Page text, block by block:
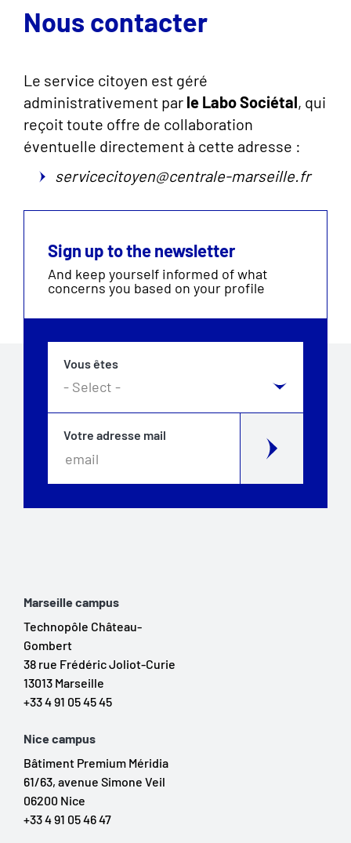
Nous contacter
Le service citoyen est géré
administrativement par le Labo Sociétal, qui
reçoit toute offre de collaboration
éventuelle directement à cette adresse :
servicecitoyen@centrale-marseille.fr
Sign up to the newsletter
And keep yourself informed of what
concerns you based on your profile
Vous êtes
Votre adresse mail
Marseille campus
Technopôle Château-
Gombert
38 rue Frédéric Joliot-Curie
13013 Marseille
+33 4 91 05 45 45
Nice campus
Bâtiment Premium Méridia
61/63, avenue Simone Veil
06200 Nice
+33 4 91 05 46 47